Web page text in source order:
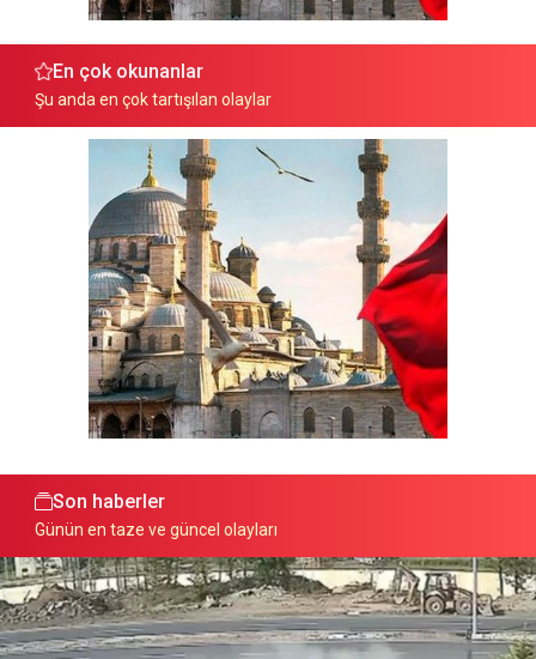
En çok okunanlar
Şu anda en çok tartışılan olaylar
Son haberler
Günün en taze ve güncel olayları